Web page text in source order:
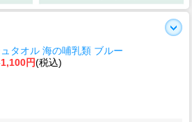
タオル 海の哺乳類 ブルー
1,100円(税込)